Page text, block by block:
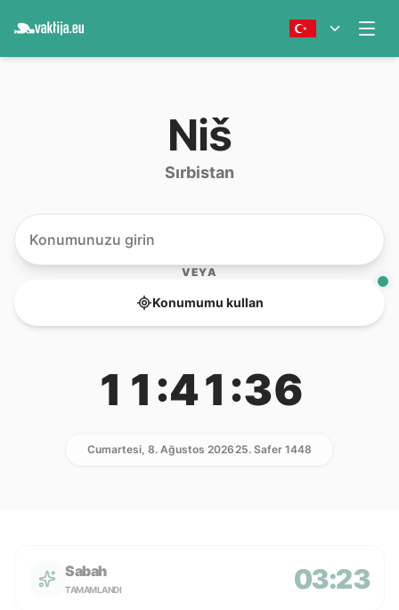
Niš
Sırbistan
VEYA
Konumumu kullan
11:41:36
Cumartesi, 8. Ağustos 202625. Safer 1448
Sabah
TAMAMLANDI 03:23